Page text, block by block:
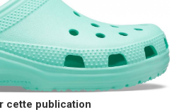
cette publication